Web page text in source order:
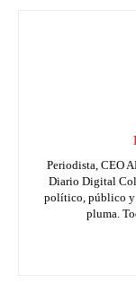
Periodista, CEO
Diario Digital
político, público y
pluma.